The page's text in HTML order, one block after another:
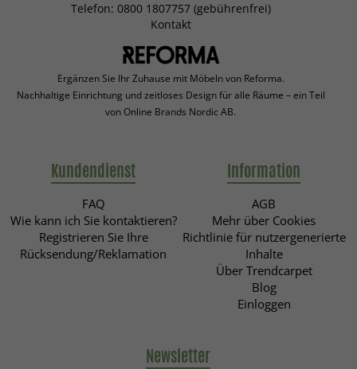
Telefon: 0800 1807757 (gebührenfrei)
Kontakt
Ergänzen Sie Ihr Zuhause mit Möbeln von Reforma.
Nachhaltige Einrichtung und zeitloses Design für alle Räume – ein Teil
von Online Brands Nordic AB.
Kundendienst
FAQ
Wie kann ich Sie kontaktieren?
Registrieren Sie Ihre
Rücksendung/Reklamation
Information
AGB
Mehr über Cookies
Richtlinie für nutzergenerierte
Inhalte
Über Trendcarpet
Blog
Einloggen
Newsletter